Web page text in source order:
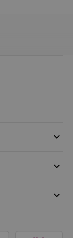
keyboard_arrow_down
keyboard_arrow_down
keyboard_arrow_down